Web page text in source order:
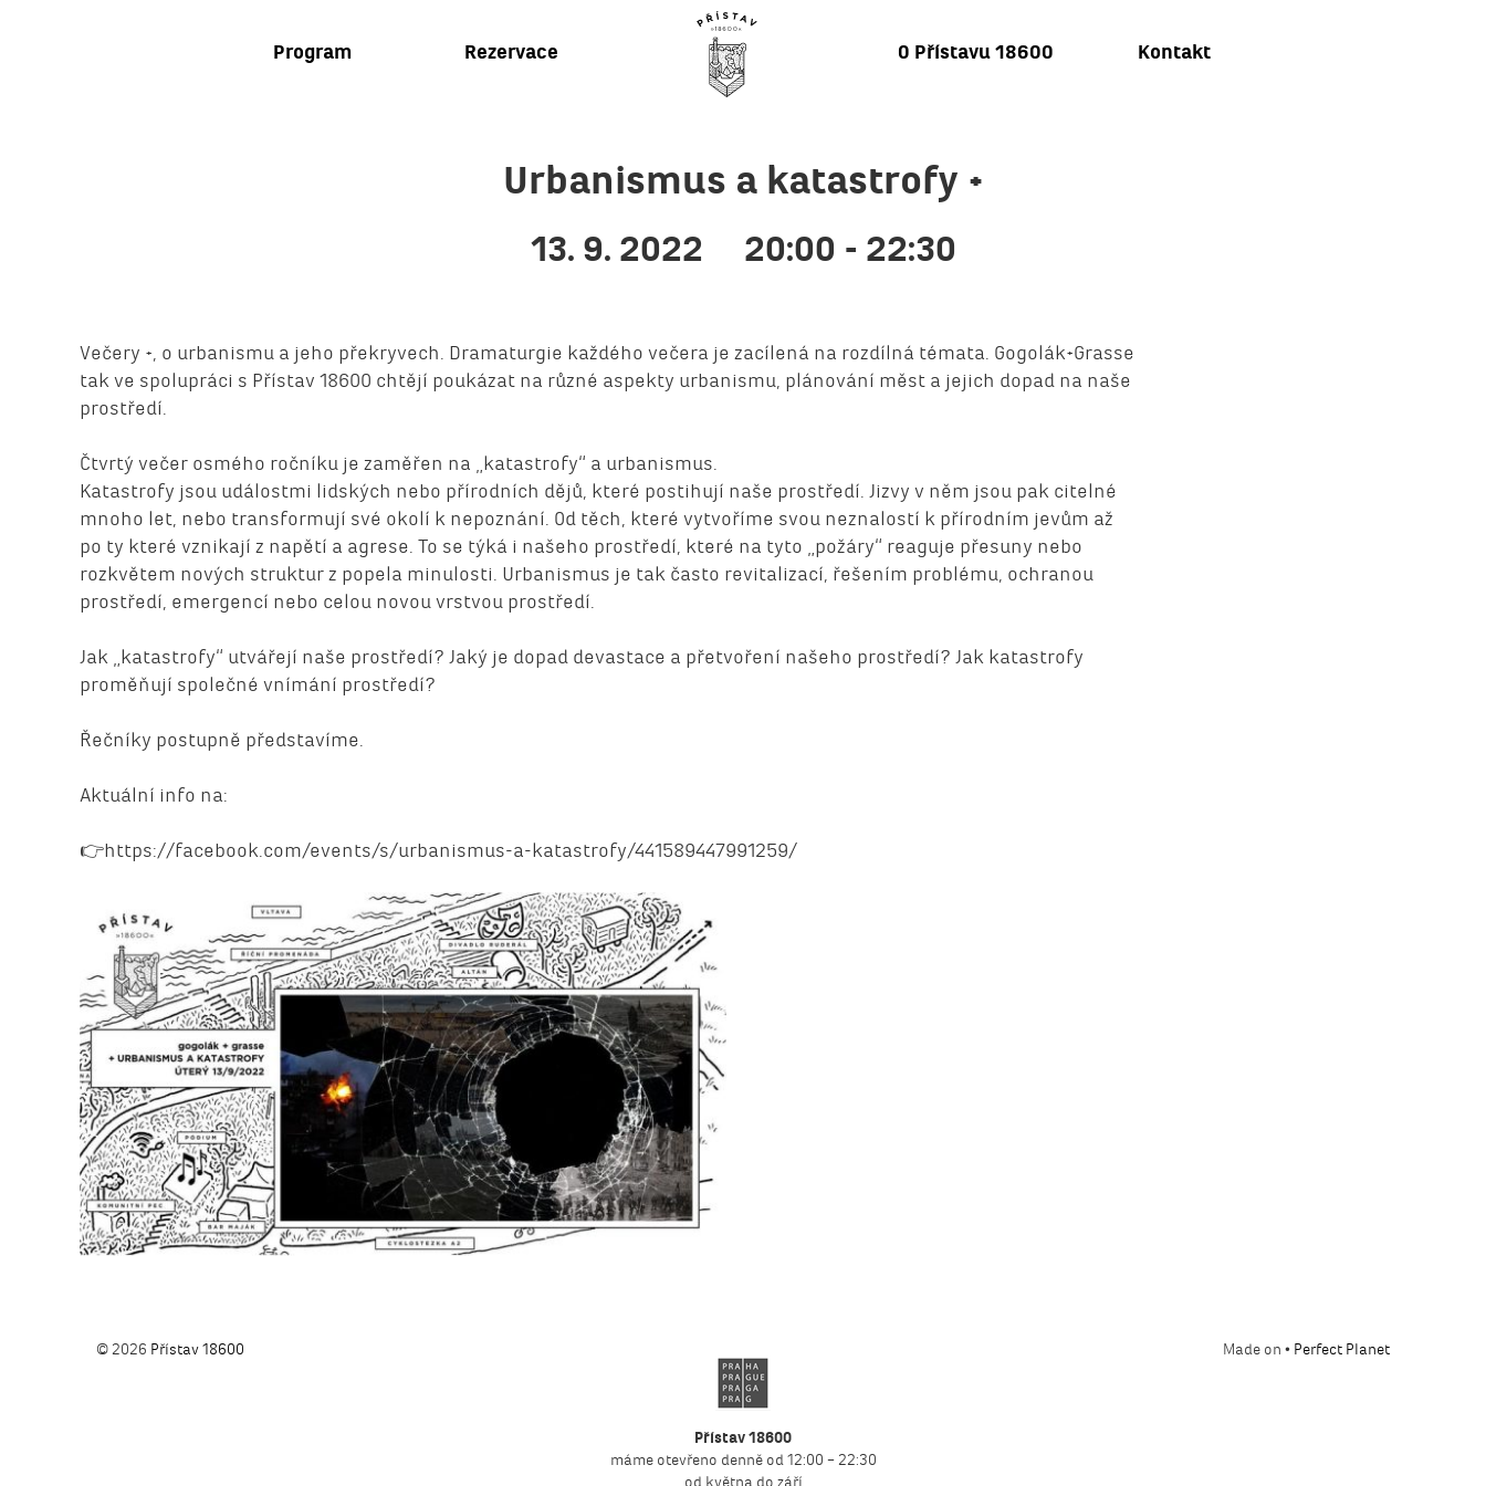
Program Rezervace O Přístavu 18600 Kontakt
Urbanismus a katastrofy +
13. 9. 2022 20:00 - 22:30
Večery +, o urbanismu a jeho překryvech. Dramaturgie každého večera je zacílená na rozdílná témata. Gogolák+Grasse
tak ve spolupráci s Přístav 18600 chtějí poukázat na různé aspekty urbanismu, plánování měst a jejich dopad na naše
prostředí.
Čtvrtý večer osmého ročníku je zaměřen na „katastrofy“ a urbanismus.
Katastrofy jsou událostmi lidských nebo přírodních dějů, které postihují naše prostředí. Jizvy v něm jsou pak citelné
mnoho let, nebo transformují své okolí k nepoznání. Od těch, které vytvoříme svou neznalostí k přírodním jevům až
po ty které vznikají z napětí a agrese. To se týká i našeho prostředí, které na tyto „požáry“ reaguje přesuny nebo
rozkvětem nových struktur z popela minulosti. Urbanismus je tak často revitalizací, řešením problému, ochranou
prostředí, emergencí nebo celou novou vrstvou prostředí.
Jak „katastrofy“ utvářejí naše prostředí? Jaký je dopad devastace a přetvoření našeho prostředí? Jak katastrofy
proměňují společné vnímání prostředí?
Řečníky postupně představíme.
Aktuální info na:
👉https://facebook.com/events/s/urbanismus-a-katastrofy/441589447991259/
© 2026 Přístav 18600 Made on • Perfect Planet
Přístav 18600
máme otevřeno denně od 12:00 – 22:30
od května do září